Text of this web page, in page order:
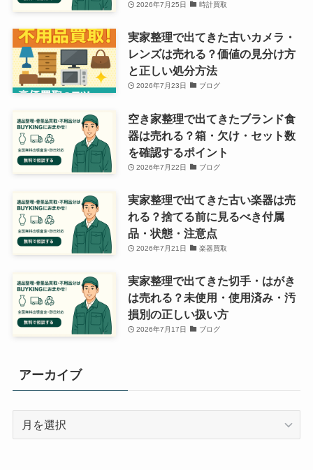
2026年7月25日 時計買取
実家整理で出てきた古いカメラ・
レンズは売れる？価値の見分け方
と正しい処分方法
2026年7月23日 ブログ
空き家整理で出てきたブランド食
器は売れる？箱・欠け・セット数
を確認するポイント
2026年7月22日 ブログ
実家整理で出てきた古い楽器は売
れる？捨てる前に見るべき付属
品・状態・注意点
2026年7月21日 楽器買取
実家整理で出てきた切手・はがき
は売れる？未使用・使用済み・汚
損別の正しい扱い方
2026年7月17日 ブログ
アーカイブ